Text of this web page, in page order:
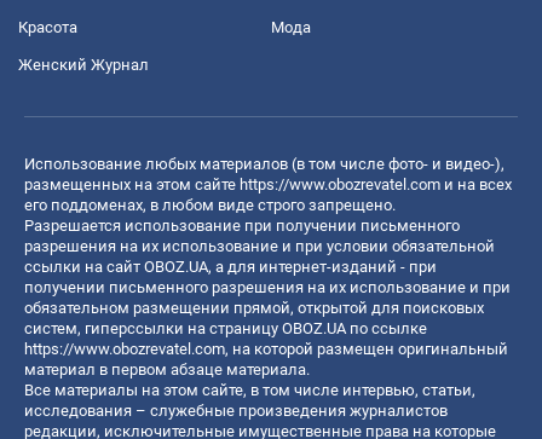
Красота Мода
Женский Журнал
Использование любых материалов (в том числе фото- и видео-),
размещенных на этом сайте https://www.obozrevatel.com и на всех
его поддоменах, в любом виде строго запрещено.
Разрешается использование при получении письменного
разрешения на их использование и при условии обязательной
ссылки на сайт OBOZ.UA, а для интернет-изданий - при
получении письменного разрешения на их использование и при
обязательном размещении прямой, открытой для поисковых
систем, гиперссылки на страницу OBOZ.UA по ссылке
https://www.obozrevatel.com, на которой размещен оригинальный
материал в первом абзаце материала.
Все материалы на этом сайте, в том числе интервью, статьи,
исследования – служебные произведения журналистов
редакции, исключительные имущественные права на которые